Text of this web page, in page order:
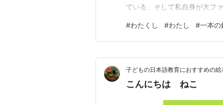
ている、そして私自身が大フ
齢が近いせいもあって、毎回
から左クリックです] でもこ
#わたくし #わたし #一本の
子どもの日本語教育におすすめの
こんにちは ねこ